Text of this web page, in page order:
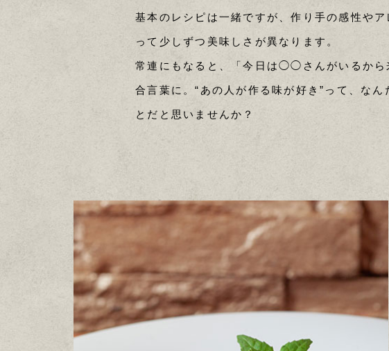
基本のレシピは一緒ですが、作り手の感性やア
って少しずつ美味しさが異なります。
常連にもなると、「今日は◯◯さんがいるから
合言葉に。“あの人が作る味が好き”って、なん
とだと思いませんか？